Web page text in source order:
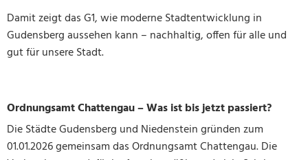
Damit zeigt das G1, wie moderne Stadtentwicklung in
Gudensberg aussehen kann – nachhaltig, offen für alle und
gut für unsere Stadt.
Ordnungsamt Chattengau – Was ist bis jetzt passiert?
Die Städte Gudensberg und Niedenstein gründen zum
01.01.2026 gemeinsam das Ordnungsamt Chattengau. Die